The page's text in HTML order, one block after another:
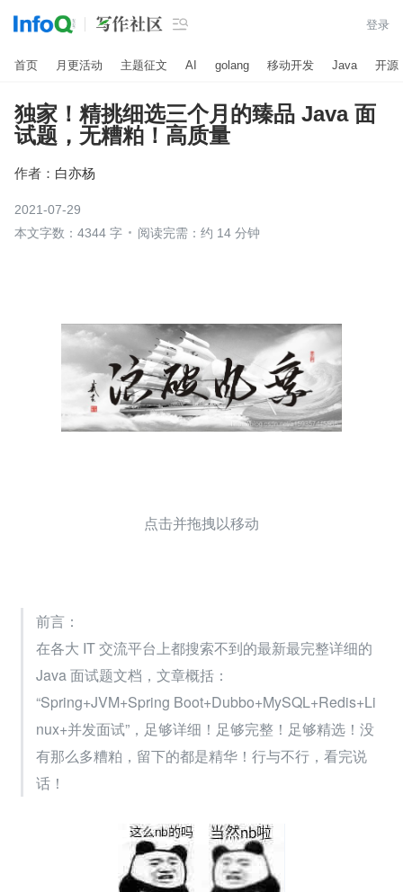
 登录
首页 月更活动 主题征文 AI golang 移动开发 Java 开源
独家！精挑细选三个月的臻品 Java 面
试题，无糟粕！高质量
作者： 白亦杨
2021-07-29
本文字数：4344 字
阅读完需：约 14 分钟
点击并拖拽以移动
前言：
在各大 IT 交流平台上都搜索不到的最新最完整详细的
Java 面试题文档，文章概括：
“Spring+JVM+Spring Boot+Dubbo+MySQL+Redis+Li
nux+并发面试”，足够详细！足够完整！足够精选！没
有那么多糟粕，留下的都是精华！行与不行，看完说
话！